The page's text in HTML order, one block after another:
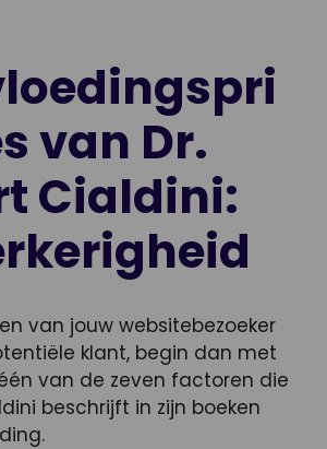
van Dr.
Cialdini:
van jouw websitebezoeker
klant, begin dan met
van de zeven factoren die
beschrijft in zijn boeken